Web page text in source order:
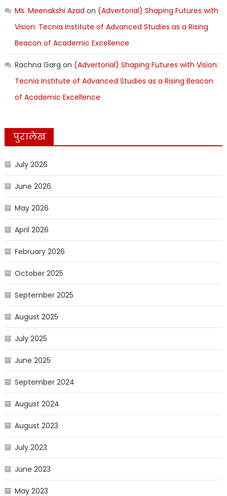
Ms. Meenakshi Azad on (Advertorial) Shaping Futures with
Vision: Tecnia Institute of Advanced Studies as a Rising
Beacon of Academic Excellence
Rachna Garg on (Advertorial) Shaping Futures with Vision:
Tecnia Institute of Advanced Studies as a Rising Beacon
of Academic Excellence
पुरालेख
July 2026
June 2026
May 2026
April 2026
February 2026
October 2025
September 2025
August 2025
July 2025
June 2025
September 2024
August 2024
August 2023
July 2023
June 2023
May 2023